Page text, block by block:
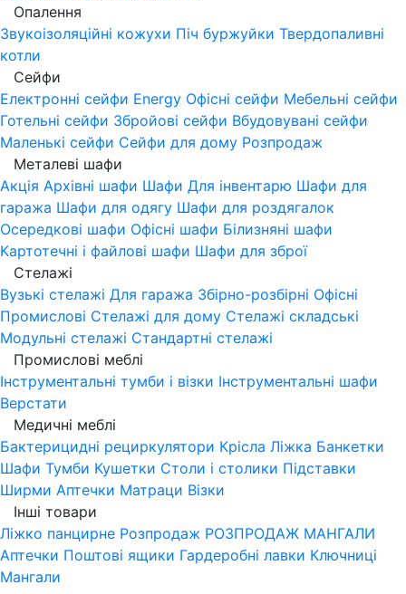
Опалення
Звукоізоляційні кожухи Піч буржуйки Твердопаливні
котли
Сейфи
Електронні сейфи Energy Офісні сейфи Мебельні сейфи
Готельні сейфи Збройові сейфи Вбудовувані сейфи
Маленькі сейфи Сейфи для дому Розпродаж
Металеві шафи
Акція Архівні шафи Шафи Для інвентарю Шафи для
гаража Шафи для одягу Шафи для роздягалок
Осередкові шафи Офісні шафи Білизняні шафи
Картотечні і файлові шафи Шафи для зброї
Стелажі
Вузькі стелажі Для гаража Збірно-розбірні Офісні
Промислові Стелажі для дому Стелажі складські
Модульні стелажі Стандартні стелажі
Промислові меблі
Інструментальні тумби і візки Інструментальні шафи
Верстати
Медичні меблі
Бактерицидні рециркулятори Крісла Ліжка Банкетки
Шафи Тумби Кушетки Столи і столики Підставки
Ширми Аптечки Матраци Візки
Інші товари
Ліжко панцирне Розпродаж РОЗПРОДАЖ МАНГАЛИ
Аптечки Поштові ящики Гардеробні лавки Ключниці
Мангали